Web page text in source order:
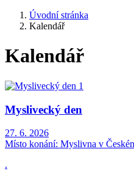
Úvodní stránka
Kalendář
Kalendář
Myslivecký den
27. 6. 2026
Místo konání: Myslivna v
.